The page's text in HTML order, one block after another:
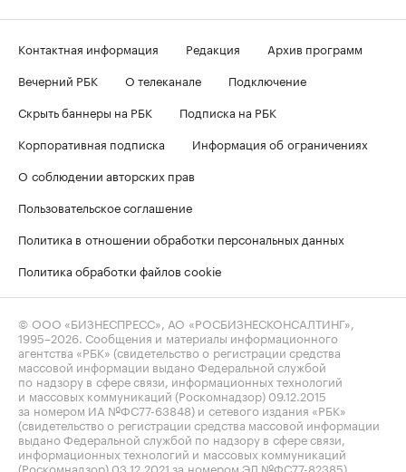
Контактная информация Редакция
Архив программ
Вечерний РБК
О телеканале
Подключение
Скрыть баннеры на РБК
Подписка на РБК
Корпоративная подписка
Информация об ограничениях
О соблюдении авторских прав
Пользовательское соглашение
Политика в отношении обработки персональных данных
Политика обработки файлов cookie
© ООО «БИЗНЕСПРЕСС», АО «РОСБИЗНЕСКОНСАЛТИНГ»,
1995–2026 . Сообщения и материалы информационного
агентства «РБК» (свидетельство о регистрации средства
массовой информации выдано Федеральной службой
по надзору в сфере связи, информационных технологий
и массовых коммуникаций (Роскомнадзор) 09.12.2015
за номером ИА №ФС77-63848) и сетевого издания «РБК»
(свидетельство о регистрации средства массовой информации
выдано Федеральной службой по надзору в сфере связи,
информационных технологий и массовых коммуникаций
(Роскомнадзор) 03.12.2021 за номером ЭЛ №ФС77-82385)